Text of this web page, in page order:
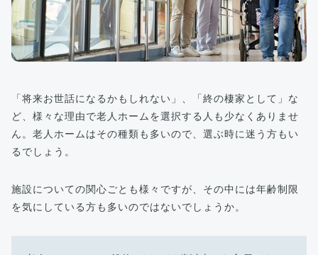
「将来お世話になるかもしれない」、「終の棲家として」な
ど、様々な理由で老人ホームを選択する人も少なくありませ
ん。老人ホームはその種類も多いので、選ぶ時に迷う方もい
るでしょう。
施設についての関心ごとも様々ですが、その中には年齢制限
を気にしている方も多いのではないでしょうか。